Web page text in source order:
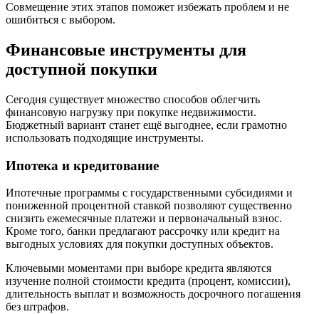
Совмещение этих этапов поможет избежать проблем и не
ошибиться с выбором.
Финансовые инструменты для
доступной покупки
Сегодня существует множество способов облегчить
финансовую нагрузку при покупке недвижимости.
Бюджетный вариант станет ещё выгоднее, если грамотно
использовать подходящие инструменты.
Ипотека и кредитование
Ипотечные программы с государственными субсидиями и
пониженной процентной ставкой позволяют существенно
снизить ежемесячные платежи и первоначальный взнос.
Кроме того, банки предлагают рассрочку или кредит на
выгодных условиях для покупки доступных объектов.
Ключевыми моментами при выборе кредита являются
изучение полной стоимости кредита (процент, комиссии),
длительность выплат и возможность досрочного погашения
без штрафов.